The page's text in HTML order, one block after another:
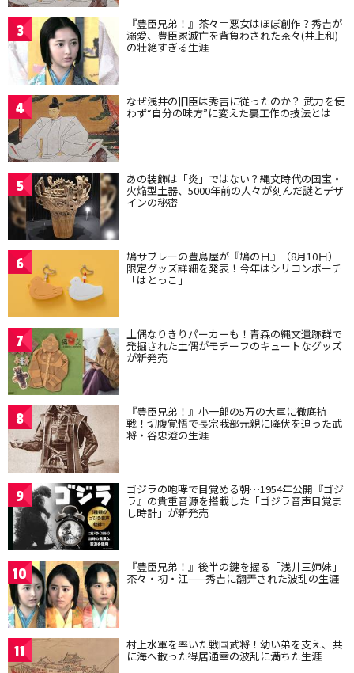
3 『豊臣兄弟！』茶々＝悪女はほぼ創作？秀吉が
溺愛、豊臣家滅亡を背負わされた茶々(井上和)
の壮絶すぎる生涯
4 なぜ浅井の旧臣は秀吉に従ったのか？ 武力を使
わず“自分の味方”に変えた裏工作の技法とは
5 あの装飾は「炎」ではない？縄文時代の国宝・
火焔型土器、5000年前の人々が刻んだ謎とデザ
インの秘密
6 鳩サブレーの豊島屋が『鳩の日』（8月10日）
限定グッズ詳細を発表！今年はシリコンポーチ
「はとっこ」
7 土偶なりきりパーカーも！青森の縄文遺跡群で
発掘された土偶がモチーフのキュートなグッズ
が新発売
8 『豊臣兄弟！』小一郎の5万の大軍に徹底抗
戦！切腹覚悟で長宗我部元親に降伏を迫った武
将・谷忠澄の生涯
9 ゴジラの咆哮で目覚める朝…1954年公開『ゴジ
ラ』の貴重音源を搭載した「ゴジラ音声目覚ま
し時計」が新発売
10 『豊臣兄弟！』後半の鍵を握る「浅井三姉妹」
茶々・初・江——秀吉に翻弄された波乱の生涯
11 村上水軍を率いた戦国武将！幼い弟を支え、共
に海へ散った得居通幸の波乱に満ちた生涯